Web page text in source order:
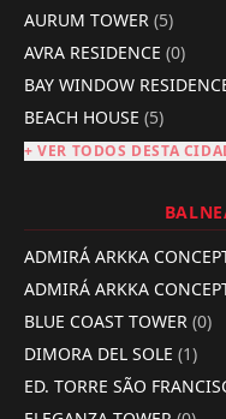
AURUM TOWER (5)
AVRA RESIDENCE (0)
BAY WINDOW
BEACH HOUSE (5)
+ VER TODOS DESTA
ADMIRÁ ARKKA
ADMIRÁ ARKKA
BLUE COAST TOWER (0)
DIMORA DEL SOLE (1)
ED. TORRE SÃO